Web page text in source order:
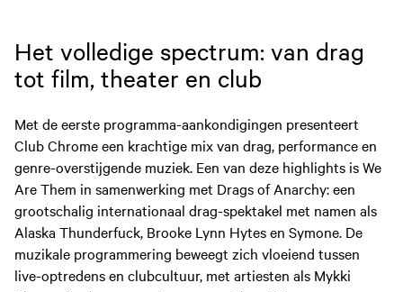
Het volledige spectrum: van drag
tot film, theater en club
Met de eerste programma-aankondigingen presenteert
Club Chrome een krachtige mix van drag, performance en
genre-overstijgende muziek. Een van deze highlights is We
Are Them in samenwerking met Drags of Anarchy: een
grootschalig internationaal drag-spektakel met namen als
Alaska Thunderfuck, Brooke Lynn Hytes en Symone. De
muzikale programmering beweegt zich vloeiend tussen
live-optredens en clubcultuur, met artiesten als Mykki